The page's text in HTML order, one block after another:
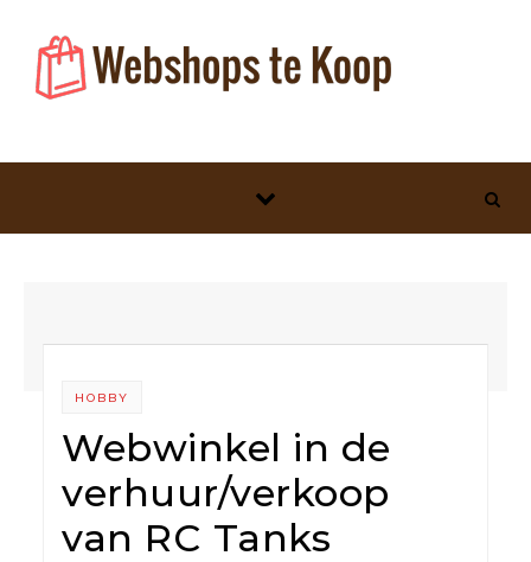
HOBBY
Webwinkel in de
verhuur/verkoop
van RC Tanks